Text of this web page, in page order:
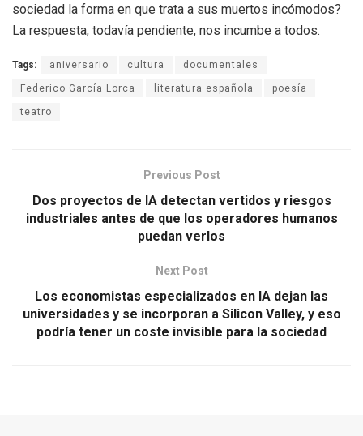
sociedad la forma en que trata a sus muertos incómodos?
La respuesta, todavía pendiente, nos incumbe a todos.
Tags: aniversario cultura documentales
Federico García Lorca literatura española poesía
teatro
Previous Post
Dos proyectos de IA detectan vertidos y riesgos
industriales antes de que los operadores humanos
puedan verlos
Next Post
Los economistas especializados en IA dejan las
universidades y se incorporan a Silicon Valley, y eso
podría tener un coste invisible para la sociedad